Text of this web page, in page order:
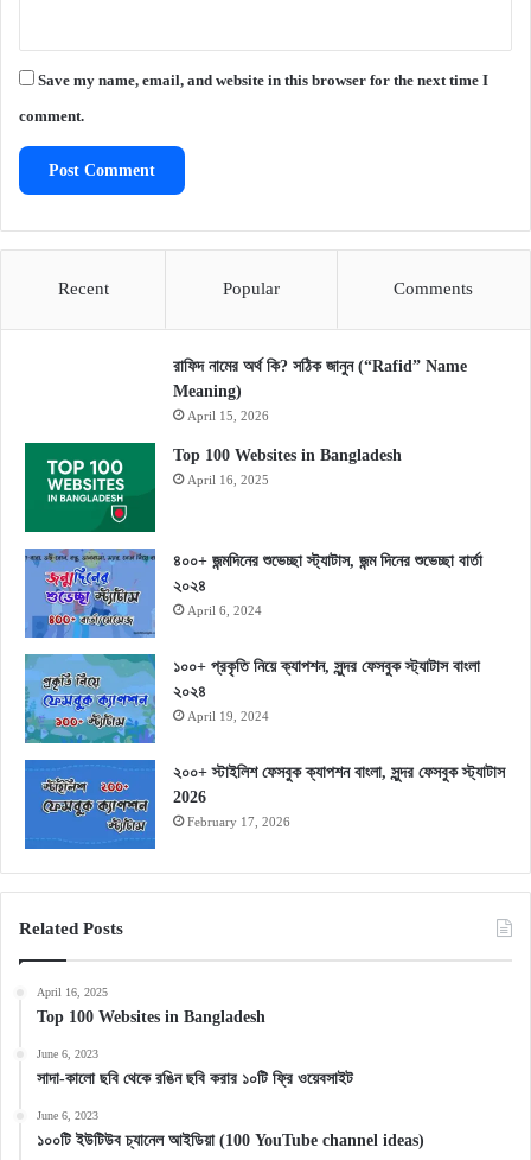
Save my name, email, and website in this browser for the next time I
comment.
Recent Popular Comments
রাফিদ নামের অর্থ কি? সঠিক জানুন (“Rafid” Name
Meaning)
April 15, 2026
Top 100 Websites in Bangladesh
April 16, 2025
৪০০+ জন্মদিনের শুভেচ্ছা স্ট্যাটাস, জন্ম দিনের শুভেচ্ছা বার্তা
২০২৪
April 6, 2024
১০০+ প্রকৃতি নিয়ে ক্যাপশন, সুন্দর ফেসবুক স্ট্যাটাস বাংলা
২০২৪
April 19, 2024
২০০+ স্টাইলিশ ফেসবুক ক্যাপশন বাংলা, সুন্দর ফেসবুক স্ট্যাটাস
2026
February 17, 2026
Related Posts
April 16, 2025
Top 100 Websites in Bangladesh
June 6, 2023
সাদা-কালো ছবি থেকে রঙিন ছবি করার ১০টি ফ্রি ওয়েবসাইট
June 6, 2023
১০০টি ইউটিউব চ্যানেল আইডিয়া (100 YouTube channel ideas)